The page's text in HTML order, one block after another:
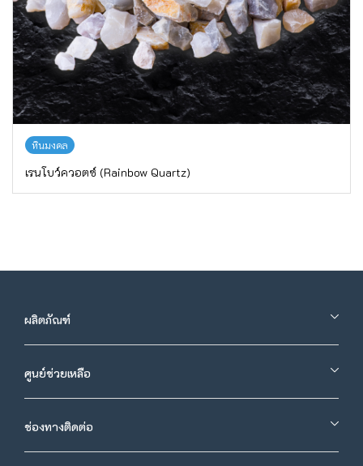
หินมงคล
เรนโบว์ควอตซ์ (Rainbow Quartz)
ผลิตภัณฑ์
ศูนย์ช่วยเหลือ
ช่องทางติดต่อ